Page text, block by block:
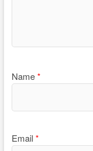
Name*
Email*